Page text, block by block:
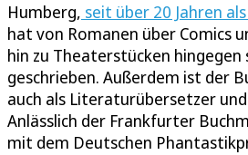
Humberg, seit über 20 Jahren
hat von Romanen über Comics
hin zu Theaterstücken hingegen
geschrieben. Außerdem ist der
auch als Literaturübersetzer
Anlässlich der Frankfurter
mit dem Deutschen